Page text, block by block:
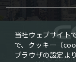
© 2022
当社ウェブサイト
で、クッキー（
ブラウザの設定よ